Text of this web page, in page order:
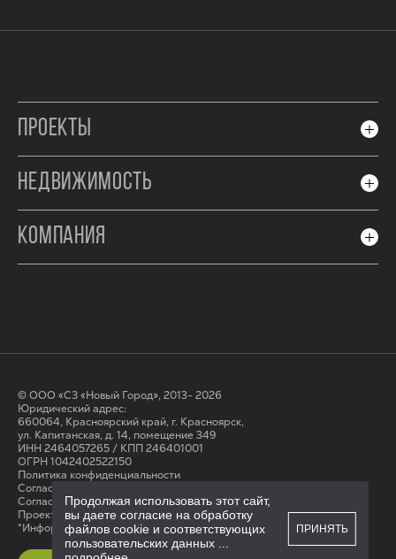
ПРОЕКТЫ
НЕДВИЖИМОСТЬ
КОМПАНИЯ
© ООО «СЗ «Новый Город», 2013- 2026
Юридический адрес:
660064, Красноярский край, г. Красноярск,
ул. Капитанская, д. 14, помещение 349
ИНН 2464057265 / КПП 246401001
ОГРН 1042402522150
Политика конфиденциальности
Согласие на обработку персональных данных
Cогласие на получение рассылки
Проектные декларации на сайте наш.дом.рф
*Информация на сайте не является публичной офертой
Продолжая использовать этот сайт,
вы даете согласие на обработку
файлов cookie и соответствующих
пользовательских данных
ПРИНЯТЬ